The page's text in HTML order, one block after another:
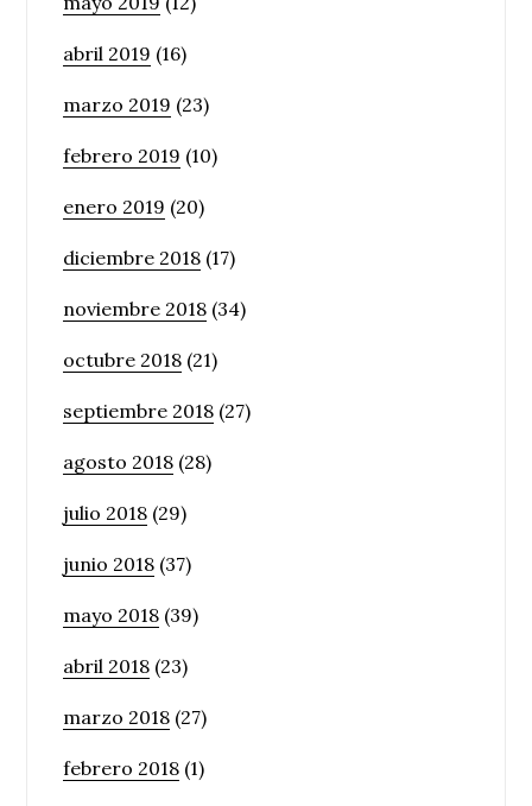
abril 2019 (16)
marzo 2019 (23)
febrero 2019 (10)
enero 2019 (20)
diciembre 2018 (17)
noviembre 2018 (34)
octubre 2018 (21)
septiembre 2018 (27)
agosto 2018 (28)
julio 2018 (29)
junio 2018 (37)
mayo 2018 (39)
abril 2018 (23)
marzo 2018 (27)
febrero 2018 (1)